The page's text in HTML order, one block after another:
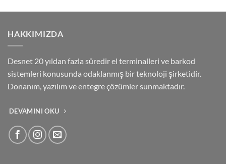
HAKKIMIZDA
Desnet 20 yıldan fazla süredir el terminalleri ve barkod
sistemleri konusunda odaklanmış bir teknoloji şirketidir.
Donanım, yazılım ve entegre çözümler sunmaktadır.
DEVAMINI OKU